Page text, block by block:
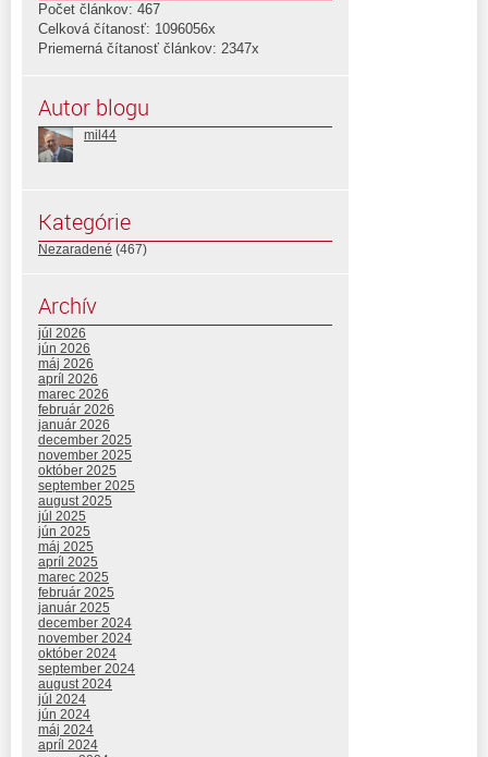
Počet článkov: 467
Celková čítanosť: 1096056x
Priemerná čítanosť článkov: 2347x
Autor blogu
mil44
Kategórie
Nezaradené (467)
Archív
júl 2026
jún 2026
máj 2026
apríl 2026
marec 2026
február 2026
január 2026
december 2025
november 2025
október 2025
september 2025
august 2025
júl 2025
jún 2025
máj 2025
apríl 2025
marec 2025
február 2025
január 2025
december 2024
november 2024
október 2024
september 2024
august 2024
júl 2024
jún 2024
máj 2024
apríl 2024